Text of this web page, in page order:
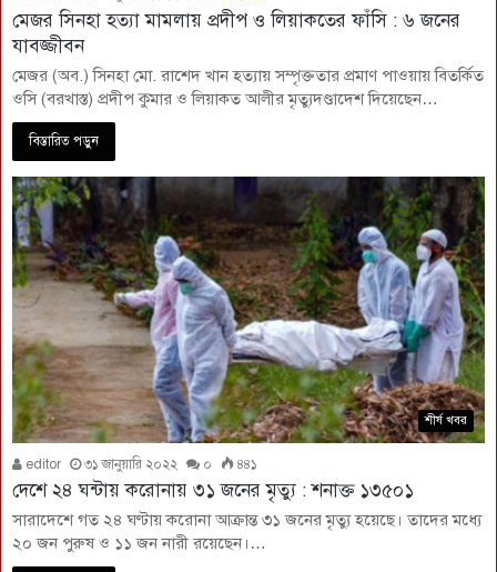
মেজর সিনহা হত্যা মামলায় প্রদীপ ও লিয়াকতের ফাঁসি : ৬ জনের
যাবজ্জীবন
মেজর (অব.) সিনহা মো. রাশেদ খান হত্যায় সম্পৃক্ততার প্রমাণ পাওয়ায় বিতর্কিত
ওসি (বরখাস্ত) প্রদীপ কুমার ও লিয়াকত আলীর মৃত্যুদণ্ডাদেশ দিয়েছেন…
বিস্তারিত পড়ুন
শীর্ষ খবর
editor ৩১ জানুয়ারি ২০২২ ০ ৪৪১
দেশে ২৪ ঘন্টায় করোনায় ৩১ জনের মৃত্যু : শনাক্ত ১৩৫০১
সারাদেশে গত ২৪ ঘণ্টায় করোনা আক্রান্ত ৩১ জনের মৃত্যু হয়েছে। তাদের মধ্যে
২০ জন পুরুষ ও ১১ জন নারী রয়েছেন।…